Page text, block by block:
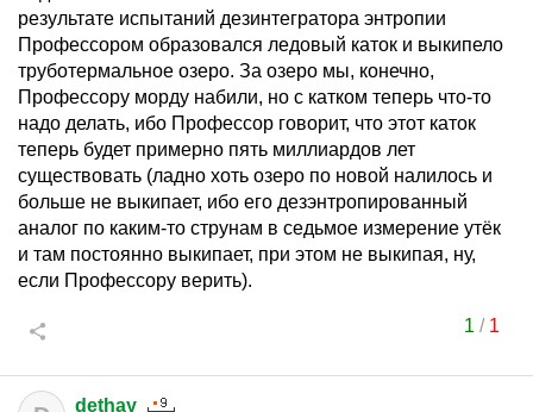
результате испытаний дезинтегратора энтропии
Профессором образовался ледовый каток и выкипело
труботермальное озеро. За озеро мы, конечно,
Профессору морду набили, но с катком теперь что-то
надо делать, ибо Профессор говорит, что этот каток
теперь будет примерно пять миллиардов лет
существовать (ладно хоть озеро по новой налилось и
больше не выкипает, ибо его дезэнтропированный
аналог по каким-то струнам в седьмое измерение утёк
и там постоянно выкипает, при этом не выкипая, ну,
если Профессору верить).
1 / 1
dethay